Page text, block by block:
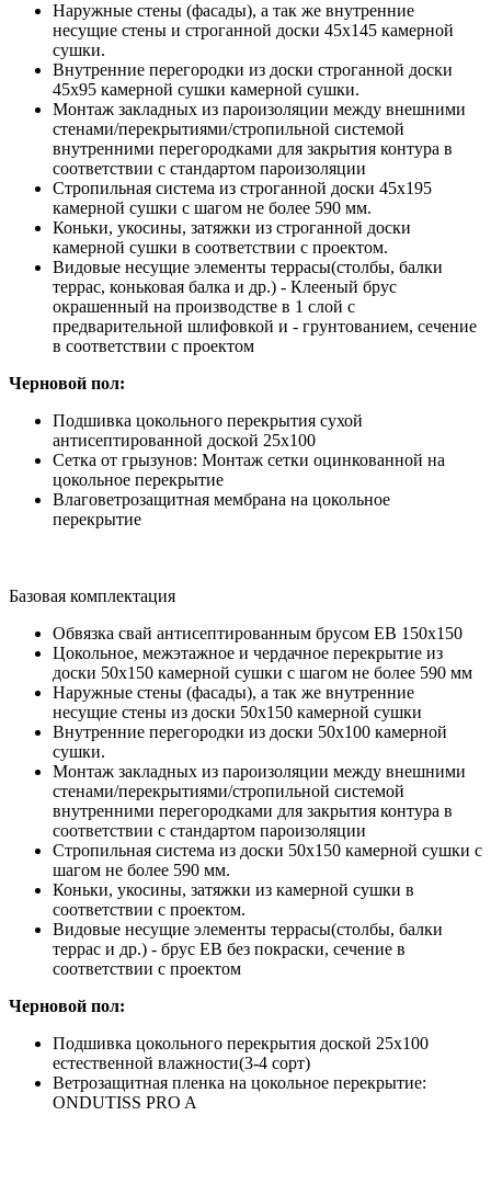
Наружные стены (фасады), а так же внутренние
несущие стены и строганной доски 45х145 камерной
сушки.
Внутренние перегородки из доски строганной доски
45х95 камерной сушки камерной сушки.
Монтаж закладных из пароизоляции между внешними
стенами/перекрытиями/стропильной системой
внутренними перегородками для закрытия контура в
соответствии с стандартом пароизоляции
Стропильная система из строганной доски 45х195
камерной сушки с шагом не более 590 мм.
Коньки, укосины, затяжки из строганной доски
камерной сушки в соответствии с проектом.
Видовые несущие элементы террасы(столбы, балки
террас, коньковая балка и др.) - Клееный брус
окрашенный на производстве в 1 слой с
предварительной шлифовкой и - грунтованием, сечение
в соответствии с проектом
Черновой пол:
Подшивка цокольного перекрытия сухой
антисептированной доской 25х100
Сетка от грызунов: Монтаж сетки оцинкованной на
цокольное перекрытие
Влаговетрозащитная мембрана на цокольное
перекрытие
Базовая комплектация
Обвязка свай антисептированным брусом ЕВ 150х150
Цокольное, межэтажное и чердачное перекрытие из
доски 50х150 камерной сушки с шагом не более 590 мм
Наружные стены (фасады), а так же внутренние
несущие стены из доски 50х150 камерной сушки
Внутренние перегородки из доски 50х100 камерной
сушки.
Монтаж закладных из пароизоляции между внешними
стенами/перекрытиями/стропильной системой
внутренними перегородками для закрытия контура в
соответствии с стандартом пароизоляции
Стропильная система из доски 50х150 камерной сушки с
шагом не более 590 мм.
Коньки, укосины, затяжки из камерной сушки в
соответствии с проектом.
Видовые несущие элементы террасы(столбы, балки
террас и др.) - брус ЕВ без покраски, сечение в
соответствии с проектом
Черновой пол:
Подшивка цокольного перекрытия доской 25х100
естественной влажности(3-4 сорт)
Ветрозащитная пленка на цокольное перекрытие:
ONDUTISS PRO A